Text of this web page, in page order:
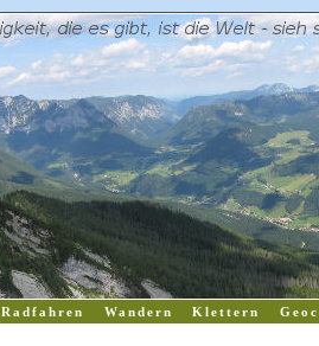
Radfahren Wandern Klettern